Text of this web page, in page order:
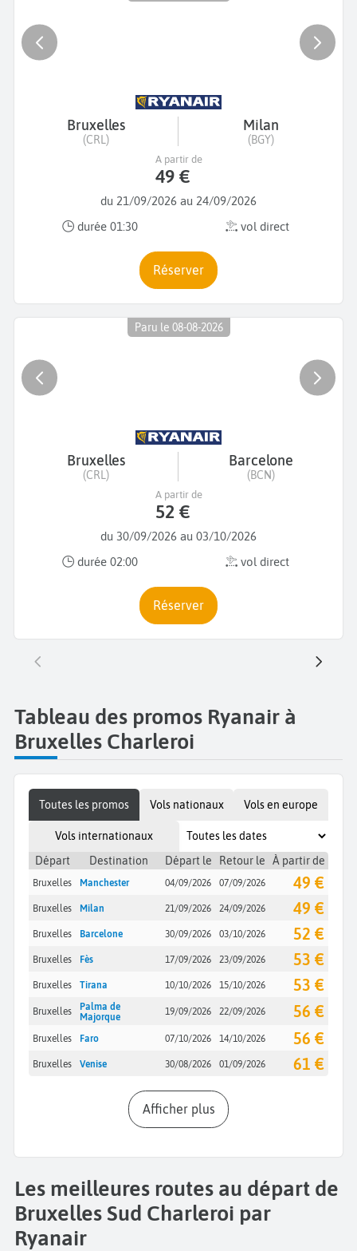
Bruxelles
(CRL)
Milan
(BGY)
du 21/09/2026 au 24/09/2026
durée 01:30
vol direct
A partir de
49 €
Réserver
Paru le 08-08-2026
Bruxelles
(CRL)
Barcelone
(BCN)
du 30/09/2026 au 03/10/2026
durée 02:00
vol direct
A partir de
52 €
Réserver
Tableau des promos Ryanair à
Bruxelles Charleroi
Toutes les promos Vols nationaux Vols en europe
Vols internationaux
Départ
Destination Départ le Retour le À partir de
Bruxelles Manchester 04/09/2026 07/09/2026 49 €
Bruxelles Milan 21/09/2026 24/09/2026 49 €
Bruxelles Barcelone 30/09/2026 03/10/2026 52 €
Bruxelles Fès 17/09/2026 23/09/2026 53 €
Bruxelles Tirana 10/10/2026 15/10/2026 53 €
Bruxelles
Palma de
Majorque
19/09/2026 22/09/2026 56 €
Bruxelles Faro 07/10/2026 14/10/2026 56 €
Bruxelles Venise 30/08/2026 01/09/2026 61 €
Afficher plus
Les meilleures routes au départ de
Bruxelles Sud Charleroi par
Ryanair